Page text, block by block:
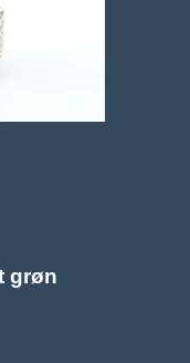
grøn